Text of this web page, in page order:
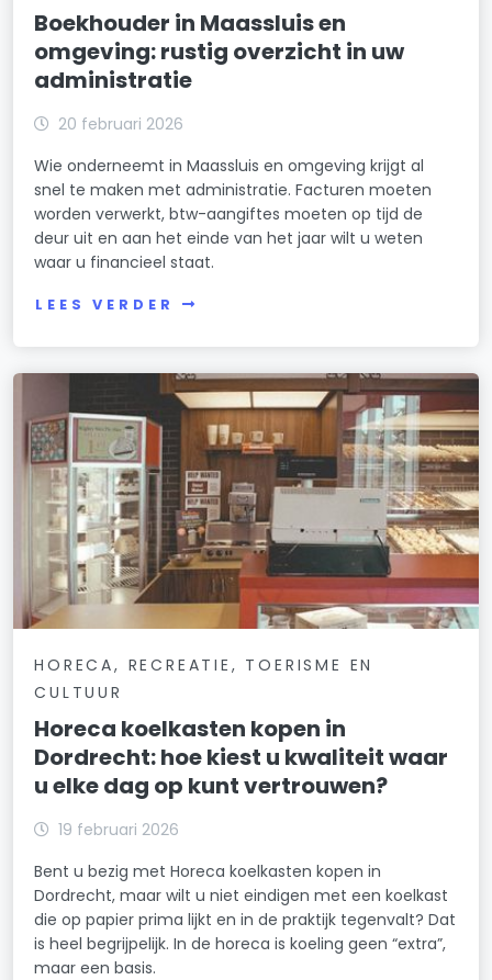
Boekhouder in Maassluis en
omgeving: rustig overzicht in uw
administratie
20 februari 2026
Wie onderneemt in Maassluis en omgeving krijgt al
snel te maken met administratie. Facturen moeten
worden verwerkt, btw-aangiftes moeten op tijd de
deur uit en aan het einde van het jaar wilt u weten
waar u financieel staat.
LEES VERDER
HORECA, RECREATIE, TOERISME EN
CULTUUR
Horeca koelkasten kopen in
Dordrecht: hoe kiest u kwaliteit waar
u elke dag op kunt vertrouwen?
19 februari 2026
Bent u bezig met Horeca koelkasten kopen in
Dordrecht, maar wilt u niet eindigen met een koelkast
die op papier prima lijkt en in de praktijk tegenvalt? Dat
is heel begrijpelijk. In de horeca is koeling geen “extra”,
maar een basis.